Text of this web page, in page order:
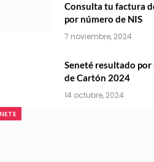
Consulta tu factura
por número de NIS
7 noviembre, 2024
Seneté resultado por
de Cartón 2024
14 octubre, 2024